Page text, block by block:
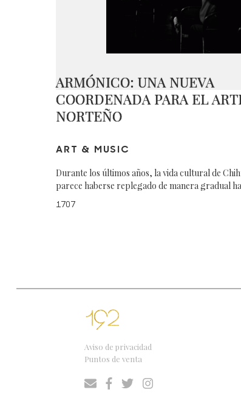
ARMÓNICO: UNA NUEVA
COORDENADA PARA EL
NORTEÑO
ART & MUSIC
Durante los últimos años, la vida cultural de
parece haberse replegado de manera gradual
1707
Aviso de privacidad
Puntos de venta